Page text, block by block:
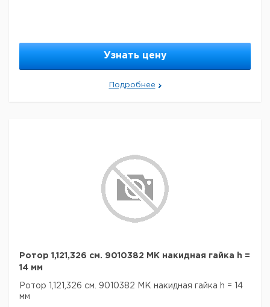
Узнать цену
Подробнее
Ротор 1,121,326 см. 9010382 MK накидная гайка h =
14 мм
Ротор 1,121,326 см. 9010382 MK накидная гайка h = 14
мм